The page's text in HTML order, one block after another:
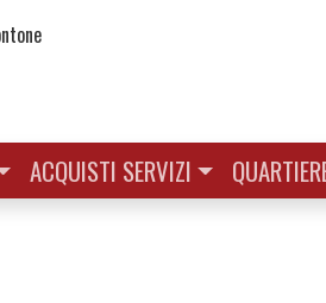
ACQUISTI SERVIZI